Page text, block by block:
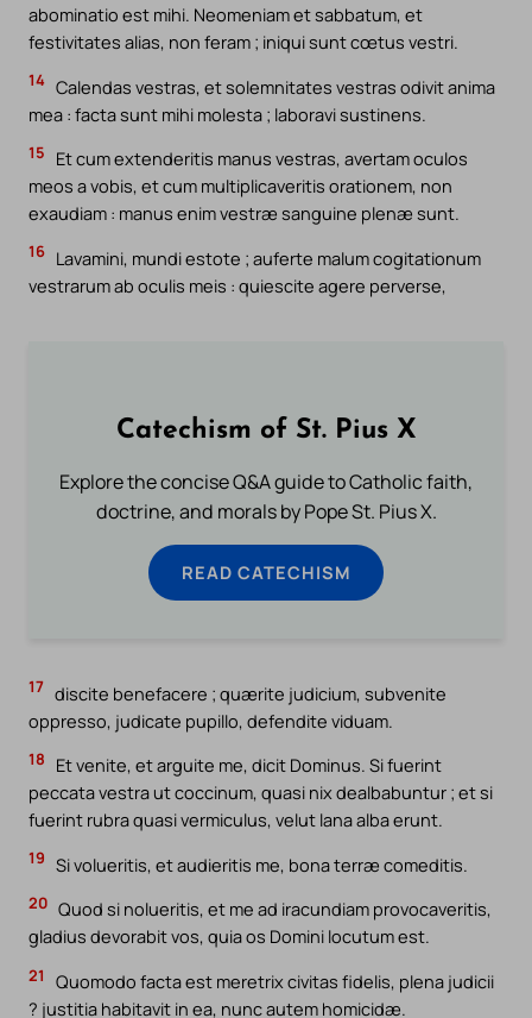
abominatio est mihi. Neomeniam et sabbatum, et
festivitates alias, non feram ; iniqui sunt cœtus vestri.
14 Calendas vestras, et solemnitates vestras odivit anima
mea : facta sunt mihi molesta ; laboravi sustinens.
15
Et cum extenderitis manus vestras, avertam oculos
meos a vobis, et cum multiplicaveritis orationem, non
exaudiam : manus enim vestræ sanguine plenæ sunt.
16 Lavamini, mundi estote ; auferte malum cogitationum
vestrarum ab oculis meis : quiescite agere perverse,
Catechism of St. Pius X
Explore the concise Q&A guide to Catholic faith,
doctrine, and morals by Pope St. Pius X.
READ CATECHISM
17 discite benefacere ; quærite judicium, subvenite
oppresso, judicate pupillo, defendite viduam.
18
Et venite, et arguite me, dicit Dominus. Si fuerint
peccata vestra ut coccinum, quasi nix dealbabuntur ; et si
fuerint rubra quasi vermiculus, velut lana alba erunt.
19 Si volueritis, et audieritis me, bona terræ comeditis.
20 Quod si nolueritis, et me ad iracundiam provocaveritis,
gladius devorabit vos, quia os Domini locutum est.
21
Quomodo facta est meretrix civitas fidelis, plena judicii
? justitia habitavit in ea, nunc autem homicidæ.